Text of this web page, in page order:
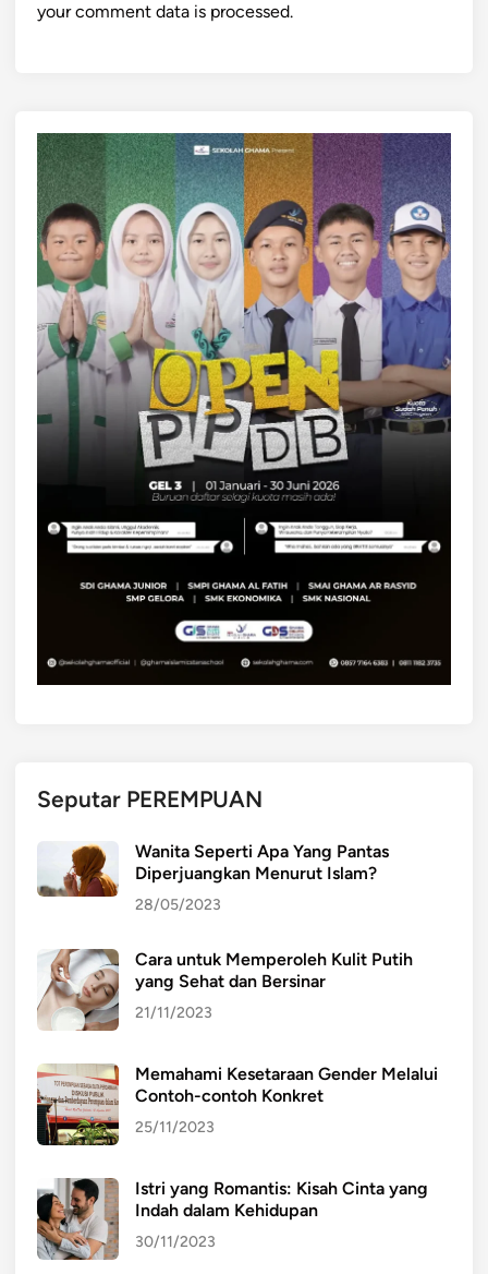
your comment data is processed.
Seputar PEREMPUAN
Wanita Seperti Apa Yang Pantas
Diperjuangkan Menurut Islam?
28/05/2023
Cara untuk Memperoleh Kulit Putih
yang Sehat dan Bersinar
21/11/2023
Memahami Kesetaraan Gender Melalui
Contoh-contoh Konkret
25/11/2023
Istri yang Romantis: Kisah Cinta yang
Indah dalam Kehidupan
30/11/2023